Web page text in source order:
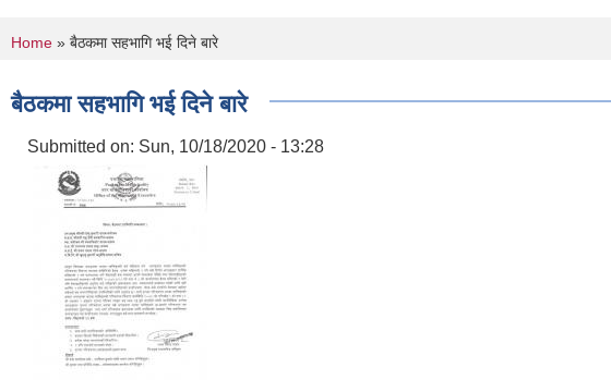
You are here
Home » बैठकमा सहभागि भई दिने बारे
बैठकमा सहभागि भई दिने बारे
Submitted on: Sun, 10/18/2020 - 13:28